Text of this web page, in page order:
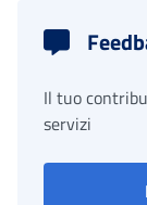
Il tuo
servizi